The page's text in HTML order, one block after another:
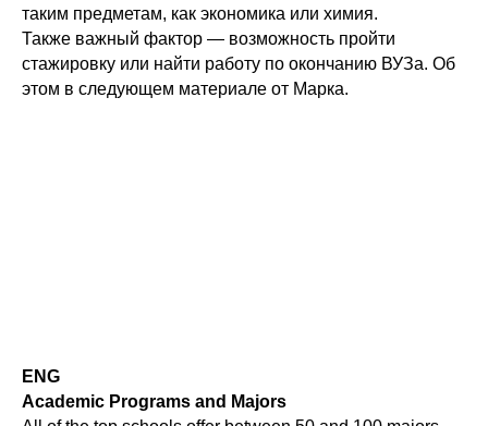
таким предметам, как экономика или химия.
Также важный фактор — возможность пройти
стажировку или найти работу по окончанию ВУЗа. Об
этом в следующем материале от Марка.
ENG
Academic Programs and Majors